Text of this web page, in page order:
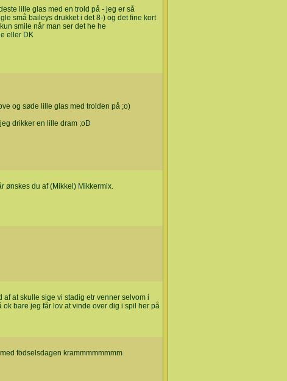
lille glas med en trold på - jeg er så
små baileys drukket i det 8-) og det fine kort
smile når man ser det he he
eller DK
og søde lille glas med trolden på ;o)
drikker en lille dram ;oD
ønskes du af (Mikkel) Mikkermix.
af at skulle sige vi stadig etr venner selvom i
bare jeg får lov at vinde over dig i spil her på
födselsdagen krammmmmmmm